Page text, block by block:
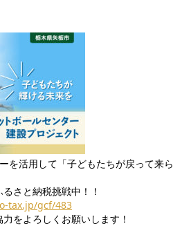
を活用して「子どもたちが戻って来ら
さと納税挑戦中！！
tax.jp/gcf/483
をよろしくお願いします！